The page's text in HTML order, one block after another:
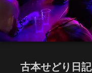
古本せどり日記